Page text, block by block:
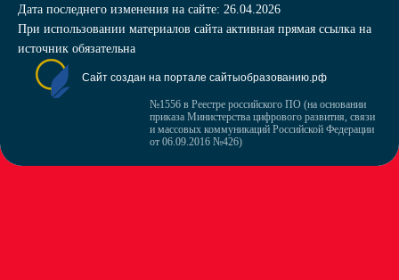
Дата последнего изменения на сайте: 26.04.2026
При использовании материалов сайта активная прямая ссылка на
источник обязательна
Сайт создан на портале сайтыобразованию.рф
№1556 в Реестре российского ПО (на основании
приказа Министерства цифрового развития, связи
и массовых коммуникаций Российской Федерации
от 06.09.2016 №426)